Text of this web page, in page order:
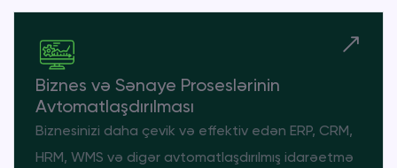
Biznes və Sənaye Proseslərinin
Avtomatlaşdırılması
Biznesinizi daha çevik və effektiv edən ERP, CRM,
HRM, WMS və digər avtomatlaşdırılmış idarəetmə